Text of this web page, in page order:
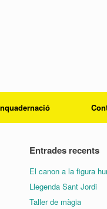
Entrades recents
El canon a la figura
Llegenda Sant Jordi
Taller de màgia